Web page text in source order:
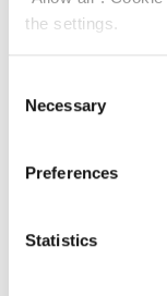
the settings.
Selection
Necessary
Preferences
Statistics